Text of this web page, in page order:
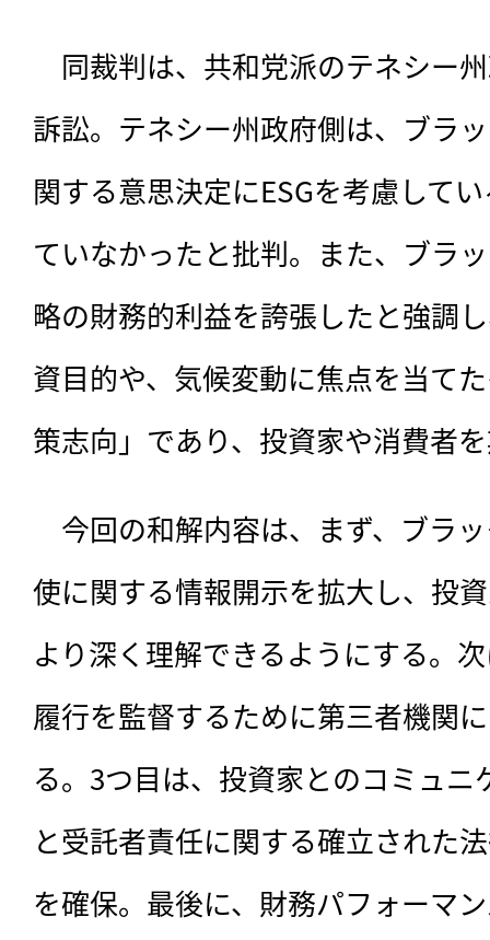
同裁判は、 共和党派のテネシー
訴訟。テネシー州政府側は、ブラ
関する意思決定にESGを考慮して
ていなかったと批判。また、ブラ
略の財務的利益を誇張したと強調
資目的や、気候変動に焦点を当て
策志向」であり、投資家や消費者
今回の和解内容は、まず、ブラ
使に関する情報開示を拡大し、投
より深く理解できるようにする。
履行を監督するために第三者機関
る。3つ目は、投資家とのコミュニ
と受託者責任に関する確立された
を確保。最後に、財務パフォーマ